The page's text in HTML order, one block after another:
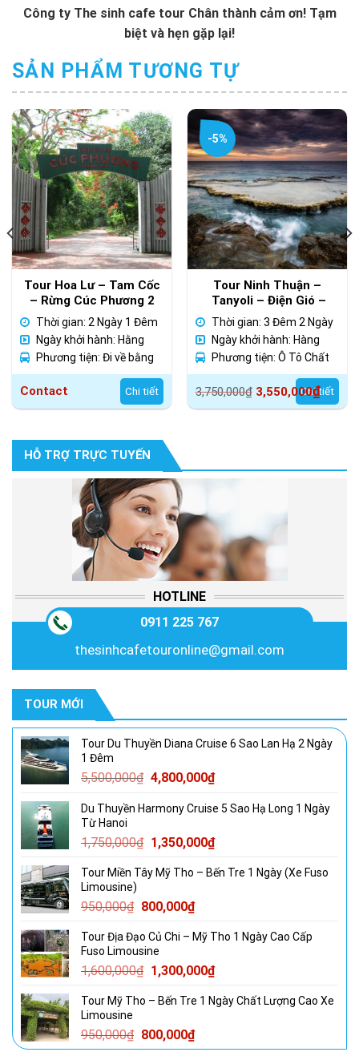
HỖ TRỢ TRỰC TUYẾN
HOTLINE
0911 225 767
thesinhcafetouronline@gmail.com
TOUR MỚI
Tour Du Thuyền Diana Cruise 6 Sao Lan Hạ 2 Ngày
1 Đêm
5,500,000₫ Giá
là:
4,800,000₫Giá
tại
4,800,000₫.
Du Thuyền Harmony Cruise 5 Sao Hạ Long 1 Ngày
Từ Hanoi
1,750,000₫ Giá
là:
1,350,000₫Giá
tại
Tour Miền Tây Mỹ Tho – Bến Tre 1 Ngày (Xe Fuso
Limousine)
950,000₫ Giá
là:
950,000₫.
800,000₫Giá
tại
800,000₫.
Tour Địa Đạo Củ Chi – Mỹ Tho 1 Ngày Cao Cấp
Fuso Limousine
1,600,000₫ Giá
là:
1,300,000₫Giá
tại
Tour Mỹ Tho – Bến Tre 1 Ngày Chất Lượng Cao Xe
Limousine
950,000₫ Giá
gốc
800,000₫Giá
hiện
Công ty The sinh cafe tour Chân thành cảm ơn! Tạm
biệt và hẹn gặp lại!
SẢN PHẨM TƯƠNG TỰ
Tour Hoa Lư – Tam Cốc
– Rừng Cúc Phương 2
Ngày 1 Đêm
Thời gian: 2 Ngày 1 Đêm
Ngày khởi hành: Hằng
ngày
Phương tiện: Đi về bằng
xe ô tô chất lượng cao
Contact Chi tiết
-5%
Tour Ninh Thuận –
Tanyoli – Điện Gió –
Vĩnh Hy – Hang Rái –
Vườn Nho – Đồng Cừu –
Vĩnh Hy
Thời gian: 3 Đêm 2 Ngày
Ngày khởi hành: Hàng
Ngày
Phương tiện: Ô Tô Chất
Lượng Cao
3,750,000₫
Giá
gốc
3,550,000₫
Giá
hiện
3,550,000₫.
Chi tiết